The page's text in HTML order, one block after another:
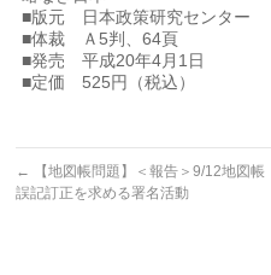
■版元 日本政策研究センター
■体裁 Ａ5判、64頁
■発売 平成20年4月1日
■定価 525円（税込）
←
【地図帳問題】＜報告＞9/12地図帳
誤記訂正を求める署名活動